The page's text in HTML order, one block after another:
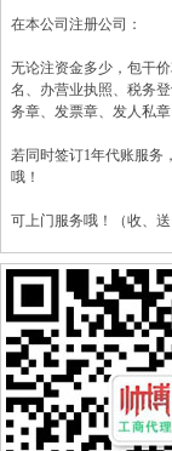
在本公司注册公司：
无论注资金多少，包干
名、办营业执照、税务
务章、发票章、发人私章
若同时签订1年代账服务
哦！
可上门服务哦！（收、送
可加急服务哦！（最快
可代理开银行账户！（
银行，可免银行年费用）
咨询热线：023-
13320337068、
优惠多多！